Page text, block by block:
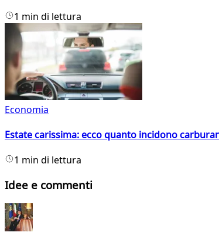
1 min di lettura
Economia
Estate carissima: ecco quanto incidono
1 min di lettura
Idee e commenti